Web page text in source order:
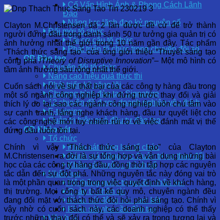
Cố Vấn Hình Ảnh & Phong Cách Lãnh
Đạo
Năng lực lãnh đạo kỷ nguyên số
Đổi mới tổ chức
Tái cơ cấu tổ chức
Phát triển tổ chức trong chuyển đổi số
OD Đào tạo
Chuyển đổi tổ chức
Nâng cao hiệu quả thực thi
Phát triển kỹ năng lõi
Chương trình đào tạo Signature
12 chuyên đề được doanh nghiệp yêu thích
E-training
Quản trị hiệu quả đầu tư đào tạo
OD Khảo sát
Tổ chức
Khảo sát năng lực tổ chức
Đánh giá Năng lực Quản trị sự thay đổi
Khảo sát trưởng thành số
Nhân lực
Hệ thống quản trị nguồn nhân lực
Quản trị nhân tài
Khảo sát động lực cam kết
Khảo sát nhu cầu đào tạo
Văn hóa
Clayton M.Christensen đã 2 lần được đề cử để trở thành
người đứng đầu trong danh sánh 50 tư tưởng gia quản trị có
ảnh hưởng nhất thế giới trong 10 năm gần đây. Tác phẩm
“Thách thức sáng tạo” của ông giới thiệu “Thuyết sáng tạo
công phá /Theory of Disruptive Innovation”– Một mô hình có
tầm ảnh hưởng sâu rộng nhất thế giới.
Cuốn sách nói về sự thất bại của các công ty hàng đầu trong
một số ngành công nghiệp khi đứng trước thay đổi và giải
thích lý do tại sao các ngành công nghiệp luôn chú tâm vào
sự cạnh tranh, lắng nghe khách hàng, đầu tư quyết liệt cho
các cộng nghệ mới tuy nhiên rủi ro về việc đánh mất vị thế
đứng đầu luôn tồn tại.
Chính vì vậy “Thách thức sáng tạo” của Clayton
M.Christensen ra đời là sự tổng hợp và vận dụng những bài
học của các công ty hàng đầu, đồng thời tập hợp các nguyên
tắc dẫn đến sự đột phá. Những nguyên tắc này đóng vai trò
là một phần quan trọng trong việc quyết định về khách hàng,
thị trường. Mọi công ty bất kể quy mô, chuyên ngành đều
đang đối mặt với thách thức đòi hỏi phải sáng tạo. Chính vì
vậy nhờ có cuốn sách này, các doanh nghiệp có thể thấy
trước những thay đổi có thể và sẽ xảy ra trong tương lai và